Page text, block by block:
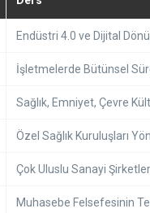
Endüstri 4.0 ve Dijital
İşletmelerde Bütünsel
Sağlık, Emniyet, Çevre
Özel Sağlık Kuruluşları
Çok Uluslu Sanayi
Muhasebe Felsefesinin